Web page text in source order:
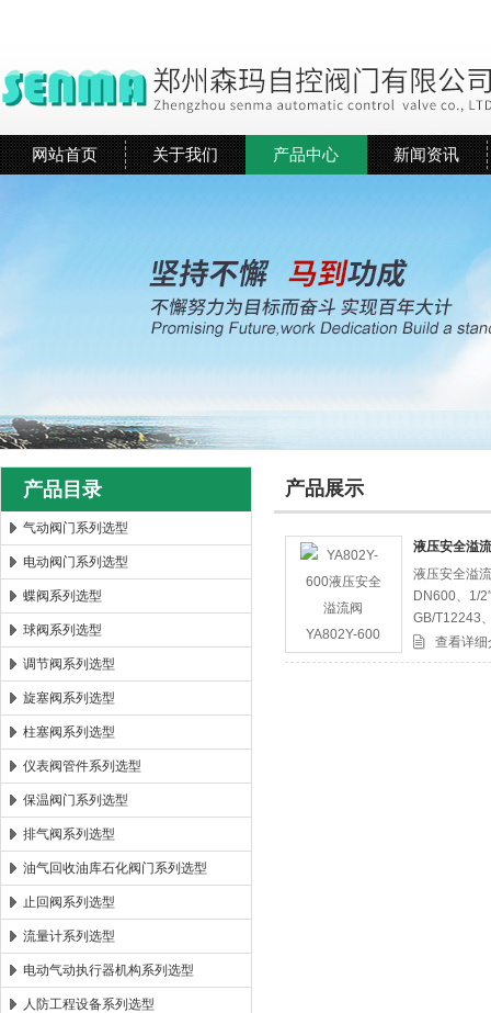
郑州森玛自控阀门有限公司
网站首页 关于我们 产品中心 新闻资讯
产品目录
气动阀门系列选型
电动阀门系列选型
蝶阀系列选型
球阀系列选型
调节阀系列选型
旋塞阀系列选型
柱塞阀系列选型
仪表阀管件系列选型
保温阀门系列选型
排气阀系列选型
油气回收油库石化阀门系列选型
止回阀系列选型
流量计系列选型
电动气动执行器机构系列选型
人防工程设备系列选型
产品展示
液压安全溢
液压安全溢
DN600、1/
GB/T12243
查看详细